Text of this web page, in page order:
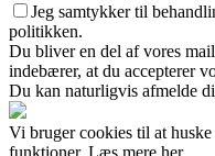
Jeg samtykker til
politikken.
Du bliver en del af vores
indebærer, at du accepterer
Du kan naturligvis afmelde
Vi bruger cookies til at
funktioner. Læs mere her.